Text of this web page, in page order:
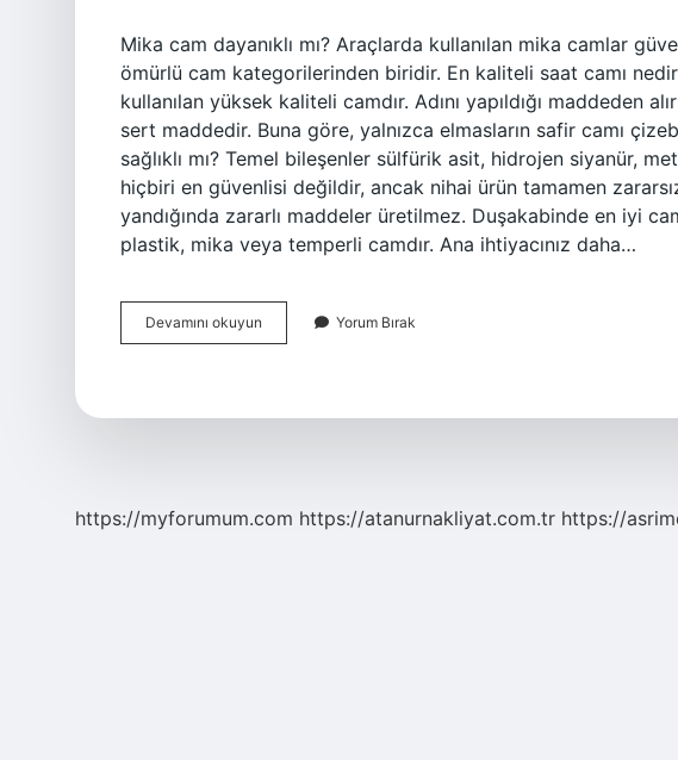
Mika cam dayanıklı mı? Araçlarda kullanılan mika camlar
ömürlü cam kategorilerinden biridir. En kaliteli saat camı
kullanılan yüksek kaliteli camdır. Adını yapıldığı maddeden
sert maddedir. Buna göre, yalnızca elmasların safir camı
sağlıklı mı? Temel bileşenler sülfürik asit, hidrojen siyanür,
hiçbiri en güvenlisi değildir, ancak nihai ürün tamamen
yandığında zararlı maddeler üretilmez. Duşakabinde en iyi
plastik, mika veya temperli camdır. Ana ihtiyacınız daha…
Devamını okuyun
Cam
Yorum Bırak
https://myforumum.com https://atanurnakliyat.com.tr https://